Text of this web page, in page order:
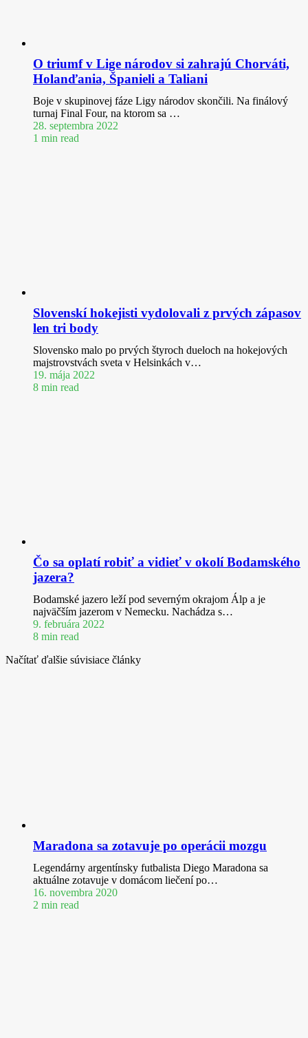
O triumf v Lige národov si zahrajú Chorváti,
Holanďania, Španieli a Taliani
Boje v skupinovej fáze Ligy národov skončili. Na finálový
turnaj Final Four, na ktorom sa …
28. septembra 2022
1 min read
Slovenskí hokejisti vydolovali z prvých zápasov
len tri body
Slovensko malo po prvých štyroch dueloch na hokejových
majstrovstvách sveta v Helsinkách v…
19. mája 2022
8 min read
Čo sa oplatí robiť a vidieť v okolí Bodamského
jazera?
Bodamské jazero leží pod severným okrajom Álp a je
najväčším jazerom v Nemecku. Nachádza s…
9. februára 2022
8 min read
Načítať ďalšie súvisiace články
Maradona sa zotavuje po operácii mozgu
Legendárny argentínsky futbalista Diego Maradona sa
aktuálne zotavuje v domácom liečení po…
16. novembra 2020
2 min read